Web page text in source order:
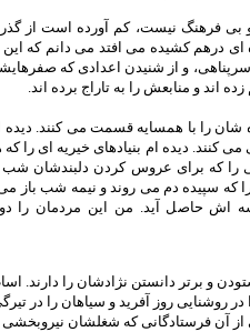
بی فرهنگ نیست، کم آورده است از
درهم کشیده می افتد می دانم که این
و از شنیدن اعدادی که
اند و منابعش را به تاراج برده اند.
شان را با همسایه قسمت می کنند. دیده
دیده ام بنیادهای خیریه ای را که
را که برای عروس کردن دلبندشان شب
که سپیده دم می روند و نیمه شب باز
اش حاصل آید. من این مردمان را
و برتر دانستن نژادشان را دارند.
روشنایی روز آفرید و سیاهان را در
آن فرستادگانی که شغلشان نیروبخشی